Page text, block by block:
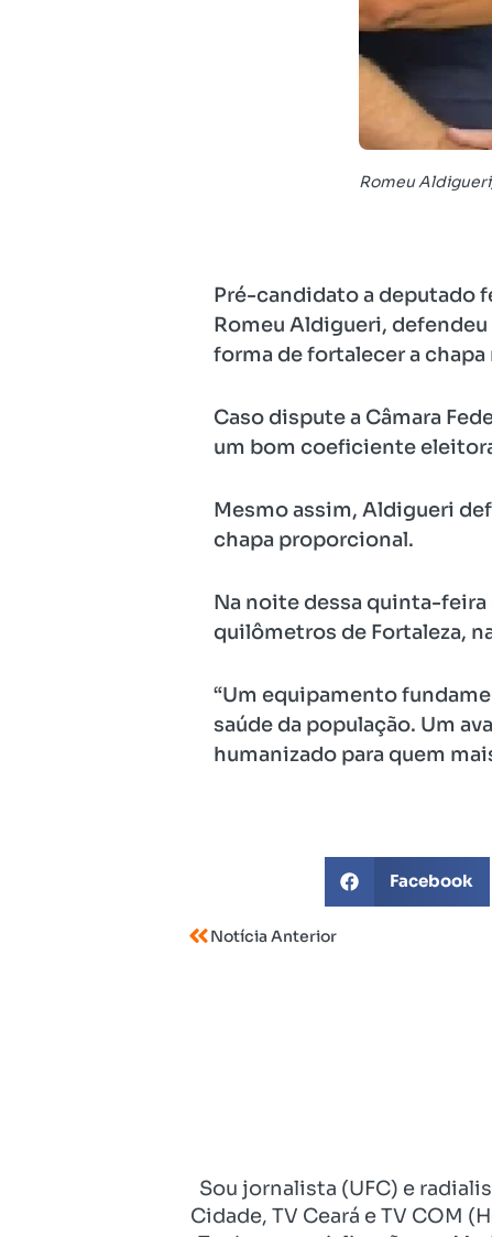
Romeu
Pré-candidato a deputado
Romeu Aldigueri,
forma de fortalecer a
Caso dispute a Câmara
um bom coeficiente
Mesmo assim, Aldigueri
chapa proporcional.
Na noite dessa quinta-feira
quilômetros de Fortaleza,
“Um equipamento
saúde da população. Um
humanizado para quem
Facebook
Notícia Anterior
Sou jornalista (UFC) e
Cidade, TV Ceará e TV COM